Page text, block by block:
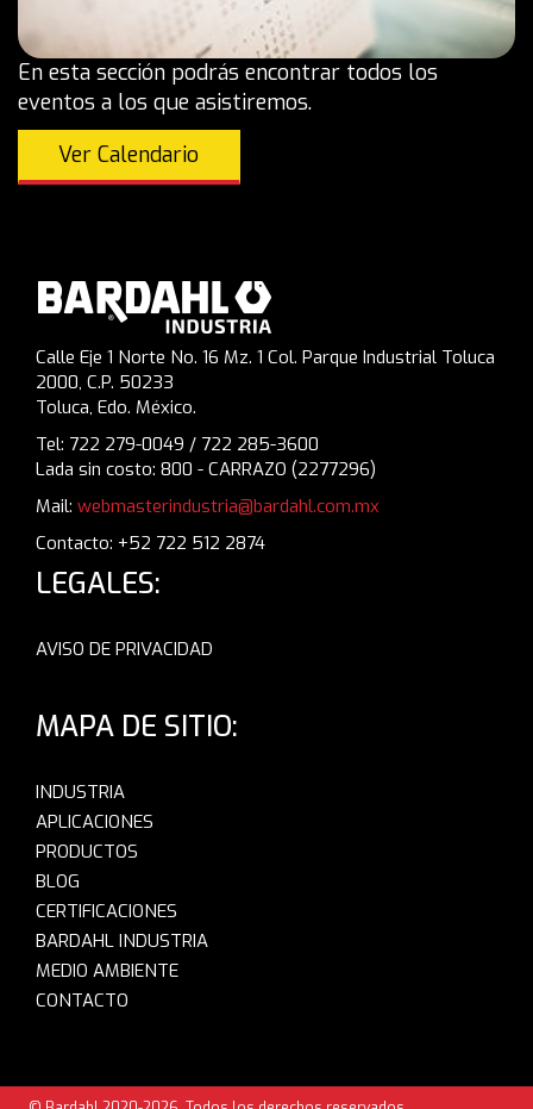
En esta sección podrás encontrar todos los
eventos a los que asistiremos.
Ver Calendario
Calle Eje 1 Norte No. 16 Mz. 1 Col. Parque Industrial Toluca
2000, C.P. 50233
Toluca, Edo. México.
Tel: 722 279-0049 / 722 285-3600
Lada sin costo: 800 - CARRAZO (2277296)
Mail: webmasterindustria@bardahl.com.mx
Contacto: +52 722 512 2874
LEGALES:
AVISO DE PRIVACIDAD
MAPA DE SITIO:
INDUSTRIA
APLICACIONES
PRODUCTOS
BLOG
CERTIFICACIONES
BARDAHL INDUSTRIA
MEDIO AMBIENTE
CONTACTO